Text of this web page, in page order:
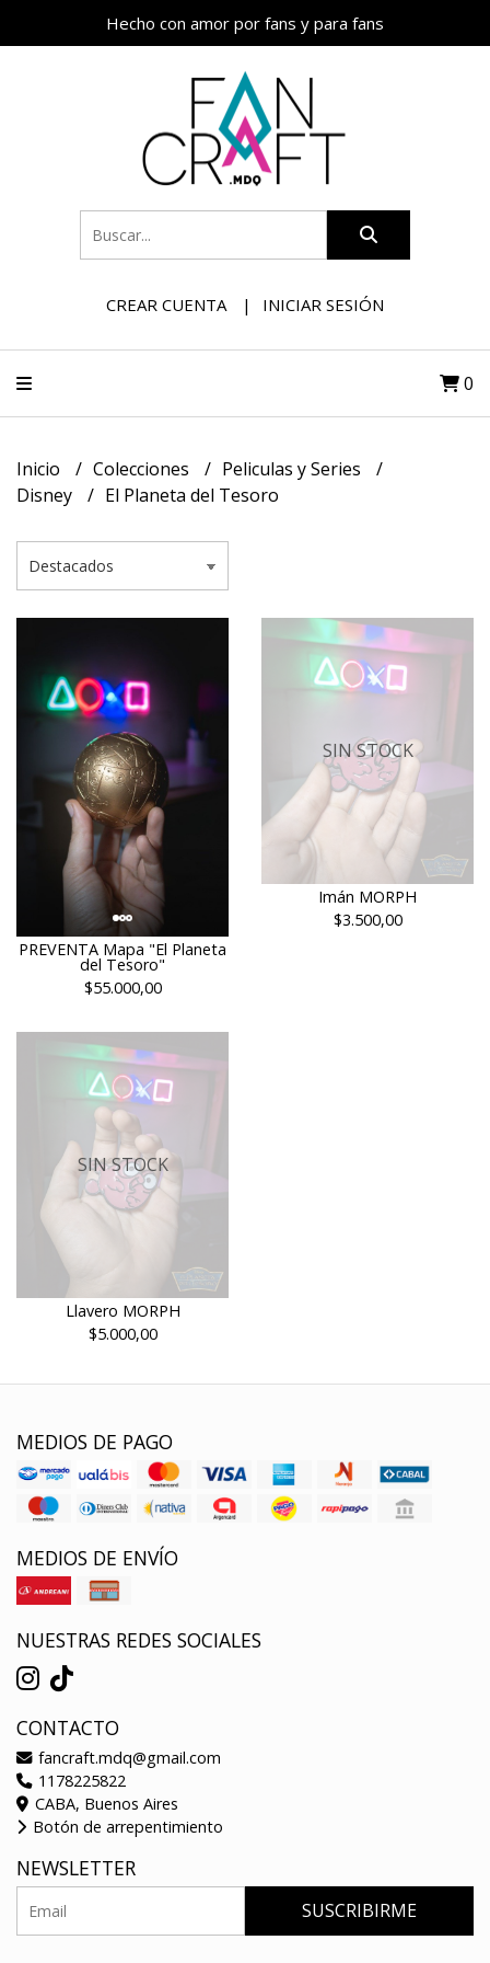
Hecho con amor por fans y para fans
CREAR CUENTA INICIAR SESIÓN
0
Inicio Colecciones
Peliculas y Series
Disney
El Planeta del Tesoro
PREVENTA Mapa "El Planeta
del Tesoro"
$55.000,00
SIN STOCK
Imán MORPH
$3.500,00
SIN STOCK
Llavero MORPH
$5.000,00
MEDIOS DE PAGO
MEDIOS DE ENVÍO
NUESTRAS REDES SOCIALES
CONTACTO
fancraft.mdq@gmail.com
1178225822
CABA, Buenos Aires
Botón de arrepentimiento
NEWSLETTER
SUSCRIBIRME